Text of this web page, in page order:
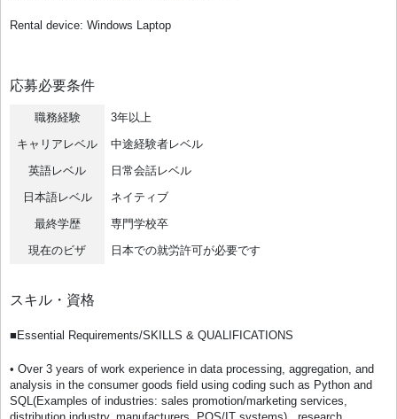
Rental device: Windows Laptop
応募必要条件
職務経験
3年以上
キャリアレベル
中途経験者レベル
英語レベル
日常会話レベル
日本語レベル
ネイティブ
最終学歴
専門学校卒
現在のビザ
日本での就労許可が必要です
スキル・資格
■Essential Requirements/SKILLS & QUALIFICATIONS
• Over 3 years of work experience in data processing, aggregation, and
analysis in the consumer goods field using coding such as Python and
SQL(Examples of industries: sales promotion/marketing services,